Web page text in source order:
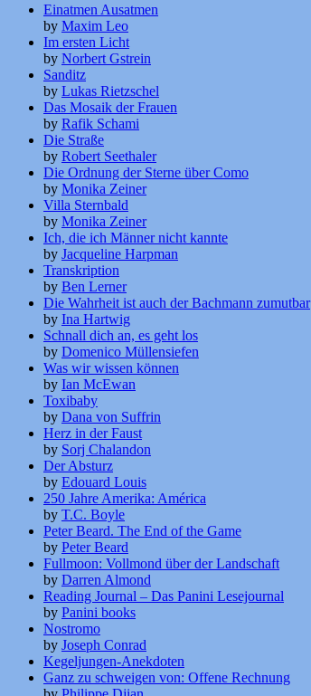
Einatmen Ausatmen
by Maxim Leo
Im ersten Licht
by Norbert Gstrein
Sanditz
by Lukas Rietzschel
Das Mosaik der Frauen
by Rafik Schami
Die Straße
by Robert Seethaler
Die Ordnung der Sterne über Como
by Monika Zeiner
Villa Sternbald
by Monika Zeiner
Ich, die ich Männer nicht kannte
by Jacqueline Harpman
Transkription
by Ben Lerner
Die Wahrheit ist auch der Bachmann zumutbar
by Ina Hartwig
Schnall dich an, es geht los
by Domenico Müllensiefen
Was wir wissen können
by Ian McEwan
Toxibaby
by Dana von Suffrin
Herz in der Faust
by Sorj Chalandon
Der Absturz
by Edouard Louis
250 Jahre Amerika: América
by T.C. Boyle
Peter Beard. The End of the Game
by Peter Beard
Fullmoon: Vollmond über der Landschaft
by Darren Almond
Reading Journal – Das Panini Lesejournal
by Panini books
Nostromo
by Joseph Conrad
Kegeljungen-Anekdoten
Ganz zu schweigen von: Offene Rechnung